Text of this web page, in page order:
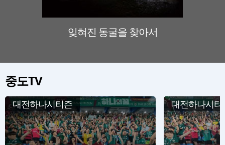
잊혀진 동굴을 찾아서
중도TV
대전하나시티즌 대전하나시티